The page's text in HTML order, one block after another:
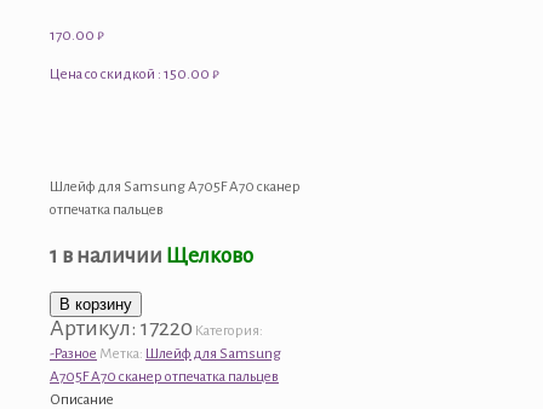
170.00 ₽
Цена со скидкой : 150.00 ₽
Шлейф для Samsung A705F A70 сканер
отпечатка пальцев
1 в наличии Щелково
Количество
товара
Шлейф
для
Samsung
В корзину
Артикул: 17220 Категория:
-Разное Метка: Шлейф для Samsung
A705F A70 сканер отпечатка пальцев
Описание